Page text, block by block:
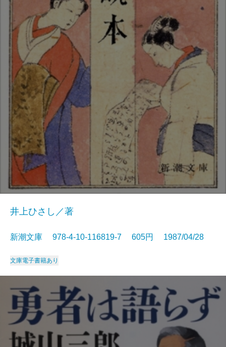
井上ひさし／著
新潮文庫 978-4-10-116819-7 605円 1987/04/28
文庫電子書籍あり